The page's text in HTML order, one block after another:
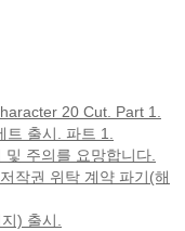
20 Cut. Part 1.
출시. 파트 1.
주의를 요망합니다.
작권 위탁 계약 파기(해
) 출시.